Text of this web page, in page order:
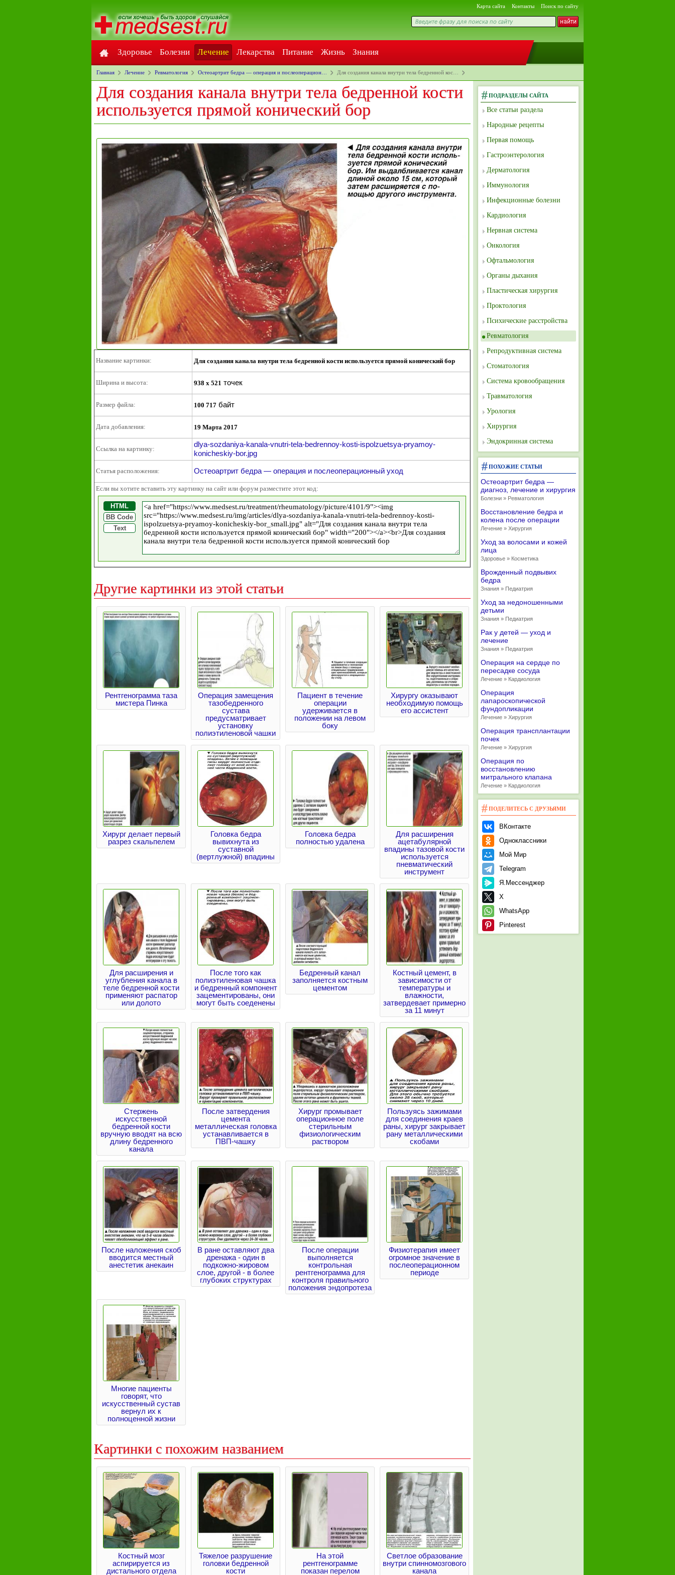
Карта сайта Контакты Поиск по сайту
Здоровье Болезни Лечение Лекарства Питание Жизнь Знания
Главная Лечение Ревматология Остеоартрит бедра — операция и послеоперацион… Для создания канала внутри тела бедренной кос…
Для создания канала внутри тела бедренной кости
используется прямой конический бор
Название картинки: Для создания канала внутри тела бедренной кости используется прямой конический бор
Ширина и высота: 938 x 521 точек
Размер файла: 100 717 байт
Дата добавления: 19 Марта 2017
Ссылка на картинку:
dlya-sozdaniya-kanala-vnutri-tela-bedrennoy-kosti-ispolzuetsya-pryamoy-
konicheskiy-bor.jpg
Статья расположения: Остеоартрит бедра — операция и послеоперационный уход
Если вы хотите вставить эту картинку на сайт или форум разместите этот код:
HTML
BB Code
Text
Другие картинки из этой статьи
Рентгенограмма таза
мистера Пинка
Операция замещения
тазобедренного
сустава
предусматривает
установку
полиэтиленовой чашки
Пациент в течение
операции
удерживается в
положении на левом
боку
Хирургу оказывают
необходимую помощь
его ассистент
Хирург делает первый
разрез скальпелем
Головка бедра
вывихнута из
суставной
(вертлужной) впадины
Головка бедра
полностью удалена
Для расширения
ацетабулярной
впадины тазовой кости
используется
пневматический
инструмент
Для расширения и
углубления канала в
теле бедренной кости
применяют распатор
или долото
После того как
полиэтиленовая чашка
и бедренный компонент
зацементированы, они
могут быть соеденены
Бедренный канал
заполняется костным
цементом
Костный цемент, в
зависимости от
температуры и
влажности,
затвердевает примерно
за 11 минут
Стержень
искусственной
бедренной кости
вручную вводят на всю
длину бедренного
канала
После затвердения
цемента
металлическая головка
устанавливается в
ПВП-чашку
Хирург промывает
операционное поле
стерильным
физиологическим
раствором
Пользуясь зажимами
для соединения краев
раны, хирург закрывает
рану металлическими
скобами
После наложения скоб
вводится местный
анестетик анекаин
В ране оставляют два
дренажа - один в
подкожно-жировом
слое, другой - в более
глубоких структурах
После операции
выполняется
контрольная
рентгенограмма для
контроля правильного
положения эндопротеза
Физиотерапия имеет
огромное значение в
послеоперационном
периоде
Многие пациенты
говорят, что
искусственный сустав
вернул их к
полноценной жизни
Картинки с похожим названием
Костный мозг
аспирируется из
дистального отдела
Тяжелое разрушение
головки бедренной
кости
На этой
рентгенограмме
показан перелом
Светлое образование
внутри спинномозгового
канала
ПОДРАЗДЕЛЫ САЙТА
Все статьи раздела
Народные рецепты
Первая помощь
Гастроэнтерология
Дерматология
Иммунология
Инфекционные болезни
Кардиология
Нервная система
Онкология
Офтальмология
Органы дыхания
Пластическая хирургия
Проктология
Психические расстройства
Ревматология
Репродуктивная система
Стоматология
Система кровообращения
Травматология
Урология
Хирургия
Эндокринная система
ПОХОЖИЕ СТАТЬИ
Остеоартрит бедра —
диагноз, лечение и хирургия
Болезни » Ревматология
Восстановление бедра и
колена после операции
Лечение » Хирургия
Уход за волосами и кожей
лица
Здоровье » Косметика
Врожденный подвывих
бедра
Знания » Педиатрия
Уход за недоношенными
детьми
Знания » Педиатрия
Рак у детей — уход и
лечение
Знания » Педиатрия
Операция на сердце по
пересадке сосуда
Лечение » Кардиология
Операция
лапароскопической
фундопликации
Лечение » Хирургия
Операция трансплантации
почек
Лечение » Хирургия
Операция по
восстановлению
митрального клапана
Лечение » Кардиология
ПОДЕЛИТЕСЬ С ДРУЗЬЯМИ
ВКонтакте
Одноклассники
Мой Мир
Telegram
Я.Мессенджер
X
WhatsApp
Pinterest